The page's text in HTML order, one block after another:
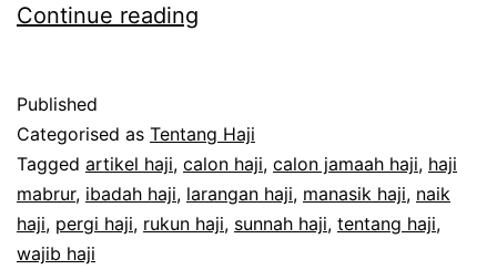
Continue reading
Tersulit
dan
Paling
Banyak
Published
Categorised as Tentang Haji
Tagged artikel haji, calon haji, calon jamaah haji, haji
mabrur, ibadah haji, larangan haji, manasik haji, naik
haji, pergi haji, rukun haji, sunnah haji, tentang haji,
wajib haji